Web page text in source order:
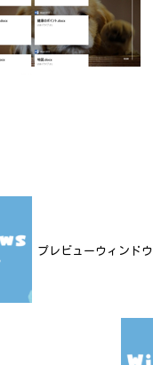
プレビューウィンドウ